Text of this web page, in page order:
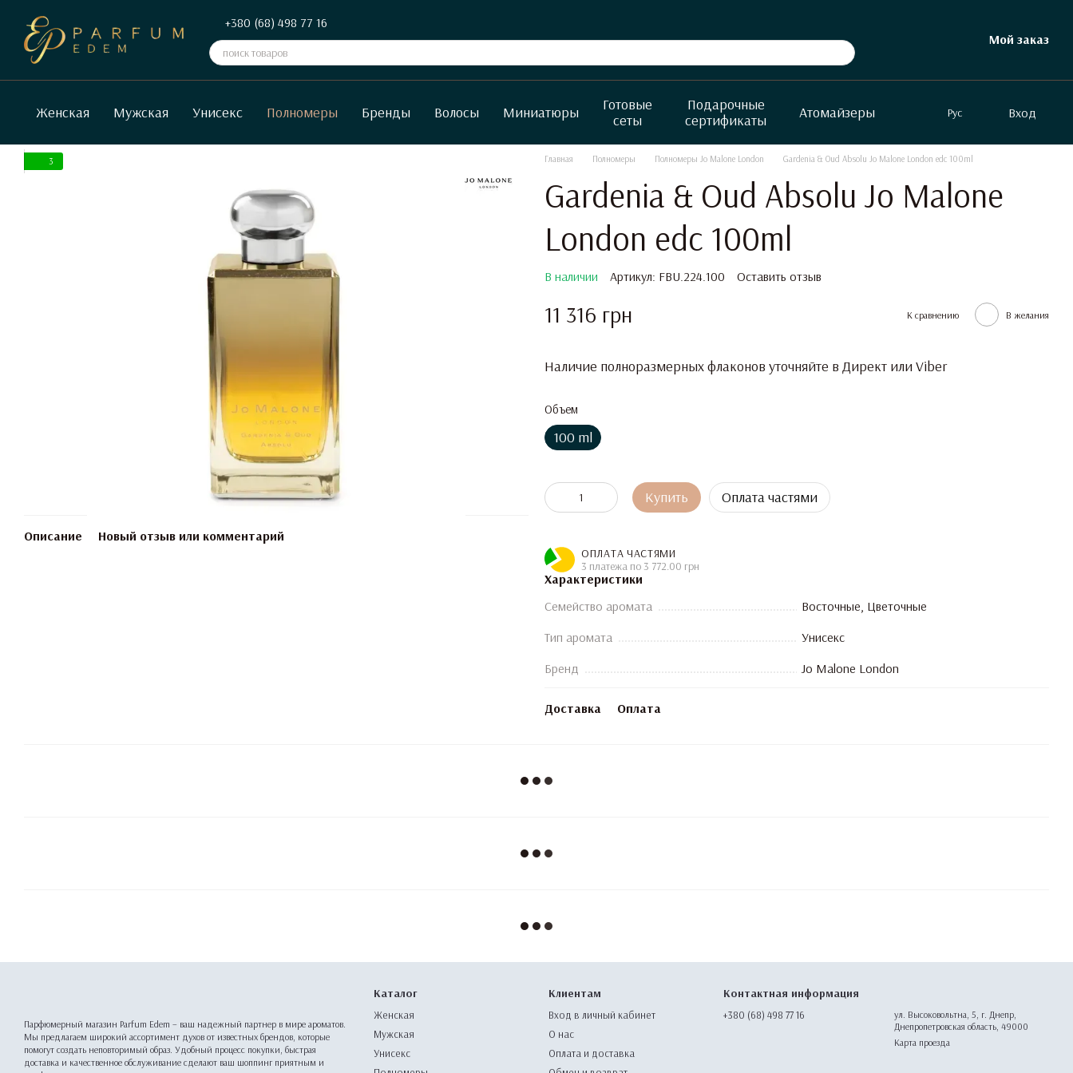
+380 (68) 498 77 16
Мой заказ
Женская Мужская Унисекс Полномеры Бренды Волосы Миниатюры
Готовые
сеты
Подарочные
сертификаты
Атомайзеры Рус Вход
3
Описание Новый отзыв или комментарий
Главная Полномеры Полномеры Jo Malone London Gardenia & Oud Absolu Jo Malone London edc 100ml
Gardenia & Oud Absolu Jo Malone
London edc 100ml
В наличии Артикул: FBU.224.100 Оставить отзыв
11 316 грн К сравнению В желания
Наличие полноразмерных флаконов уточняйте в Директ или Viber
Объем
100 ml
Купить Оплата частями
ОПЛАТА ЧАСТЯМИ
3 платежа по 3 772.00 грн
Характеристики
Семейство аромата
Восточные, Цветочные
Тип аромата
Унисекс
Бренд
Jo Malone London
Доставка Оплата
Парфюмерный магазин Parfum Edem – ваш надежный партнер в мире ароматов.
Мы предлагаем широкий ассортимент духов от известных брендов, которые
помогут создать неповторимый образ. Удобный процесс покупки, быстрая
доставка и качественное обслуживание сделают ваш шоппинг приятным и
Каталог
Женская
Мужская
Унисекс
Клиентам
Вход в личный кабинет
О нас
Оплата и доставка
Контактная информация
+380 (68) 498 77 16
ул. Высоковольтна, 5, г. Днепр,
Днепропетровская область, 49000
Карта проезда